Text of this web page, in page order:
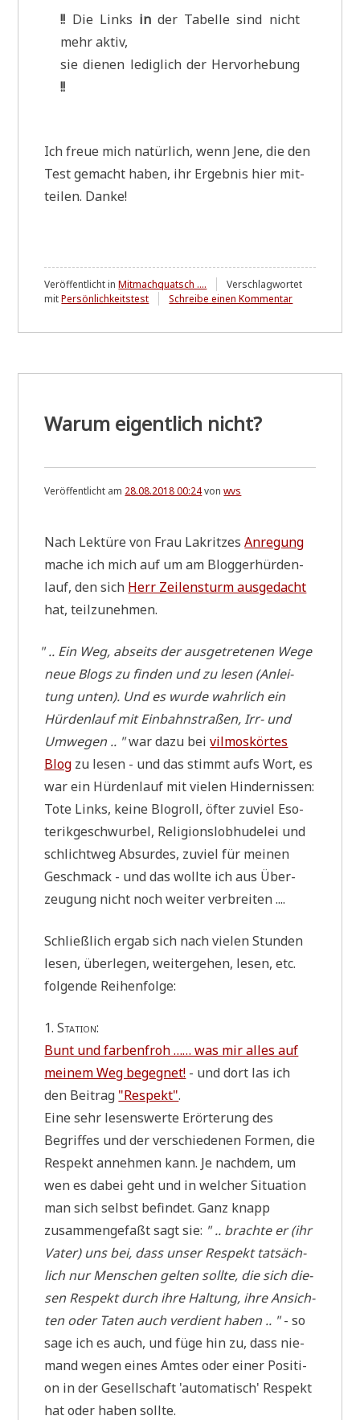
!! Die Links inder Tabel­le sind nicht
mehr aktiv,
sie die­nen ledig­lich der Her­vor­he­bung
!!
Ich freue mich natür­lich, wenn Jene, die den
Test gemacht haben, ihr Ergeb­nis hier mit­
tei­len. Danke!
Veröffentlicht inMitmachquatsch ....
Verschlagwortet
mitPersönlichkeitstest Schreibe einen Kommentarzu
Warum eigentlich nicht?
Veröffentlicht am 28.08.2018 00:24vonwvs
Nach Lek­tü­re von Frau Lakrit­zesAnre­gung
mache ich mich auf um am Blog­ger­hür­den­
lauf, den sich Herr Zeilen­sturm ausge­dacht
hat, teilzunehmen.
".. Ein Weg, abseits der ausge­tre­te­nen Wege
neue Blogs zu fin­den und zu lesen (Anlei­
tung unten). Und es wur­de wahr­lich ein
Hürden­lauf mit Einbahn­stra­ßen, Irr- und
Umwe­gen .. "war dazu beivil­mosk­ör­tes
Blog zu lesen - und das stimmt aufs Wort, es
war ein Hür­den­lauf mit vie­len Hindernissen:
Tote Links, kei­ne Blogroll, öfter zuviel Eso­
te­rik­ge­schwur­bel, Reli­gi­ons­lob­hu­de­lei und
schlicht­weg Absur­des, zuviel für mei­nen
Geschmack - und das woll­te ich aus Über­
zeu­gung nicht noch wei­ter verbreiten ....
Schließ­lich ergab sich nach vie­len Stun­den
lesen, über­le­gen, wei­ter­ge­hen, lesen, etc.
fol­gen­de Reihenfolge:
1. Sta­ti­on:
Bunt und far­ben­froh …… was mir alles auf
mei­nem Weg begeg­net! - und dort las ich
den Bei­trag "Respekt".
Eine sehr lesens­wer­te Erör­te­rung des
Begrif­fes und der ver­schie­de­nen For­men, die
Respekt anneh­men kann. Je nach­dem, um
wen es dabei geht und in wel­cher Situa­ti­on
man sich selbst befin­det. Ganz knapp
zusam­men­ge­faßt sagt sie: " .. brach­te er (ihr
Vater) uns bei, dass unser Respekt tat­säch­
lich nur Men­schen gel­ten soll­te, die sich die­
sen Respekt durch ihre Hal­tung, ihre Ansich­
ten oder Taten auch ver­dient haben .. "- so
sage ich es auch, und füge hin zu, dass nie­
mand wegen eines Amtes oder einer Posi­ti­
on in der Gesell­schaft 'auto­ma­tisch' Respekt
hat oder haben sollte.